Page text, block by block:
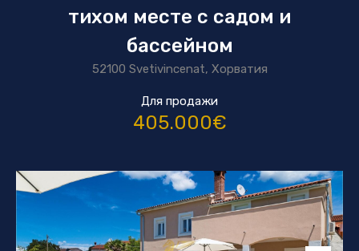
тихом месте с садом и
бассейном
52100 Svetivincenat, Хорватия
Для продажи
405.000€